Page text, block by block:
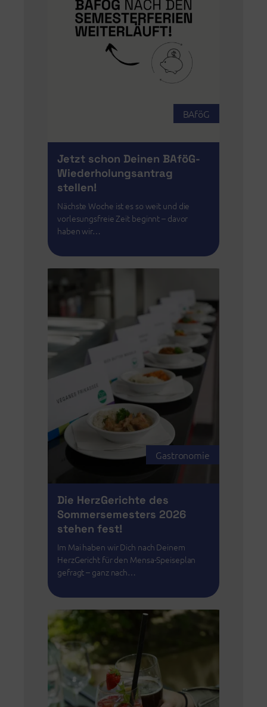
BAföG
Jetzt schon Deinen BAföG-
Wiederholungsantrag
stellen!
Nächste Woche ist es so weit und die
vorlesungsfreie Zeit beginnt – davor
haben wir…
Gastronomie
Die HerzGerichte des
Sommersemesters 2026
stehen fest!
Im Mai haben wir Dich nach Deinem
HerzGericht für den Mensa-Speiseplan
gefragt – ganz nach…